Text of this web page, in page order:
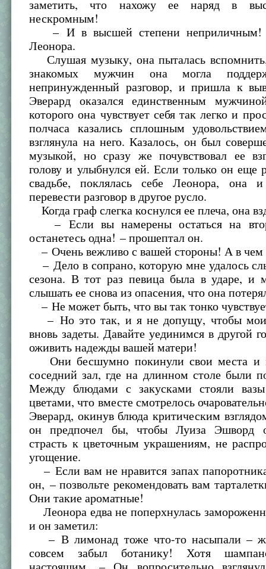
заметить, что нахожу ее наряд в
нескромным!
– И в высшей степени неприличным!
Леонора.
Слушая музыку, она пыталась
знакомых мужчин она могла
непринужденный разговор, и пришла к
Эверард оказался единственным
которого она чувствует себя так легко и
полчаса казались сплошным
взглянула на него. Казалось, он был
музыкой, но сразу же почувствовал ее
голову и улыбнулся ей. Если только он еще
свадьбе, поклялась себе Леонора, она
перевести разговор в другое русло.
Когда граф слегка коснулся ее плеча, она
– Если вы намерены остаться на
останетесь одна! – прошептал он.
– Очень вежливо с вашей стороны! А в чем
– Дело в сопрано, которую мне удалось
сезона. В тот раз певица была в ударе, и
слышать ее снова из опасения, что она
– Не может быть, что вы так тонко
– Но это так, и я не допущу, чтобы мои
вновь задеты. Давайте уединимся в другой
оживить надежды вашей матери!
Они бесшумно покинули свои места и
соседний зал, где на длинном столе были
Между блюдами с закусками стояли
цветами, что вместе смотрелось
Эверард, окинув блюда критическим
он предпочел бы, чтобы Луиза Эшворд
страсть к цветочным украшениям, не
угощение.
– Если вам не нравится запах
он, – позвольте рекомендовать вам
Они такие ароматные!
Леонора едва не поперхнулась
и он заметил:
– В лимонад тоже что-то насыпали –
совсем забыл ботанику! Хотя